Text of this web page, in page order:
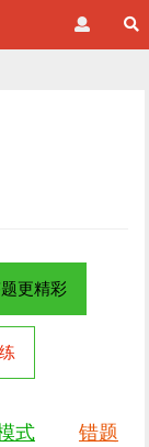
更精彩
式
错题